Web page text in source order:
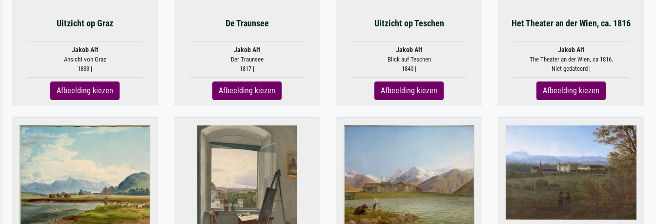
Uitzicht op Graz
Jakob Alt
Ansicht von Graz
1833 |
Afbeelding kiezen
De Traunsee
Jakob Alt
Der Traunsee
1817 |
Afbeelding kiezen
Uitzicht op Teschen
Jakob Alt
Blick auf Teschen
1840 |
Afbeelding kiezen
Het Theater an der Wien, ca. 1816
Jakob Alt
The Theater an der Wien, ca 1816.
Niet gedateerd |
Afbeelding kiezen